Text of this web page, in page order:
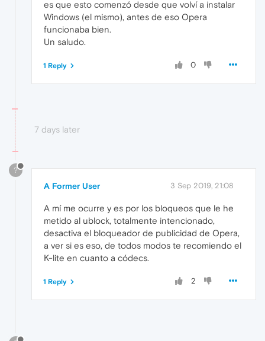
es que esto comenzó desde que volví a instalar
Windows (el mismo), antes de eso Opera
funcionaba bien.
Un saludo.
0
1 Reply
7 days later
?
A Former User 3 Sep 2019, 21:08
A mí me ocurre y es por los bloqueos que le he
metido al ublock, totalmente intencionado,
desactiva el bloqueador de publicidad de Opera,
a ver si es eso, de todos modos te recomiendo el
K-lite en cuanto a códecs.
2
1 Reply